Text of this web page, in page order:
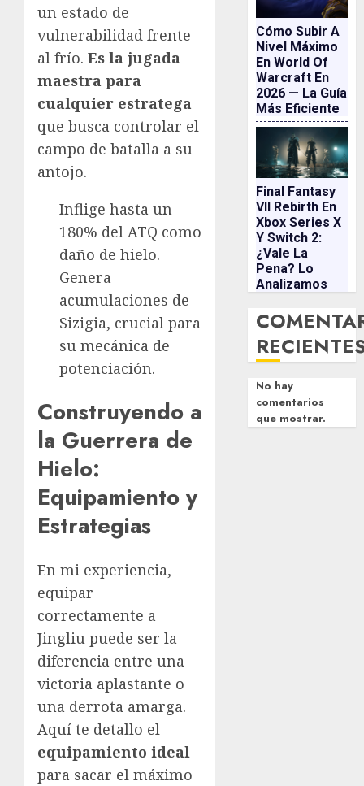
un estado de
vulnerabilidad frente
al frío. Es la jugada
maestra para
cualquier estratega
que busca controlar el
campo de batalla a su
antojo.
Inflige hasta un
180% del ATQ como
daño de hielo.
Genera
acumulaciones de
Sizigia, crucial para
su mecánica de
potenciación.
Construyendo a
la Guerrera de
Hielo:
Equipamiento y
Estrategias
En mi experiencia,
equipar
correctamente a
Jingliu puede ser la
diferencia entre una
victoria aplastante o
una derrota amarga.
Aquí te detallo el
equipamiento ideal
para sacar el máximo
Cómo Subir A
Nivel Máximo
En World Of
Warcraft En
2026 — La Guía
Más Eficiente
Final Fantasy
VII Rebirth En
Xbox Series X
Y Switch 2:
¿vale La
Pena? Lo
Analizamos
No hay
comentarios
que mostrar.